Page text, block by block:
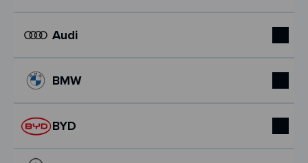
Audi
BMW
BYD